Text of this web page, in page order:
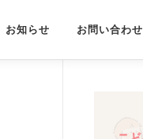
お知らせ お問い合わせ